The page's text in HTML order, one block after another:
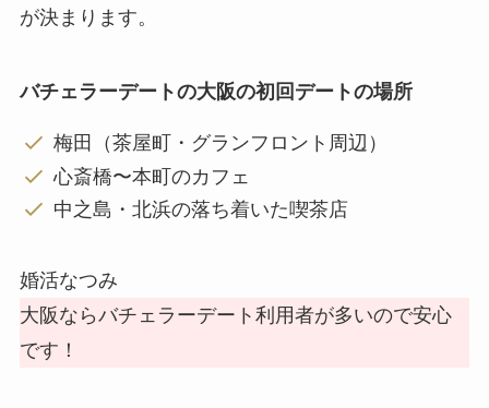
が決まります。
バチェラーデートの大阪の初回デートの場所
梅田（茶屋町・グランフロント周辺）
心斎橋〜本町のカフェ
中之島・北浜の落ち着いた喫茶店
婚活なつみ
大阪ならバチェラーデート利用者が多いので安心
です！